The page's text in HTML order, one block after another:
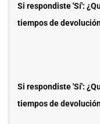
Si respondiste 'Sí':
tiempos de
Si respondiste 'Sí':
tiempos de